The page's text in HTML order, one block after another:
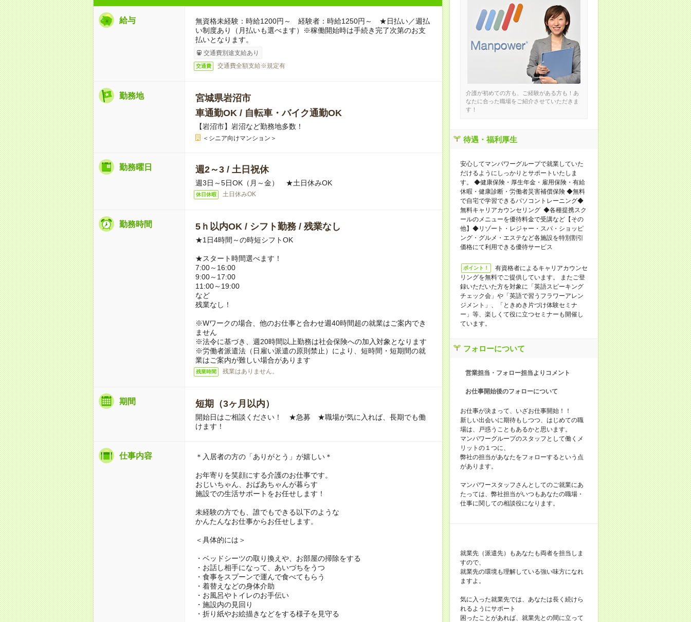
給与
無資格未経験：時給1200円～ 経験者：時給1250円～ ★日払い／週払
い制度あり（月払いも選べます）※稼働開始時は手続き完了次第のお支
払いとなります。
交通費別途支給あり
交通費 交通費全額支給※規定有
勤務地
宮城県岩沼市
車通勤OK / 自転車・バイク通勤OK
【岩沼市】岩沼など勤務地多数！
＜シニア向けマンション＞
勤務曜日 週2～3 / 土日祝休
週3日～5日OK（月～金） ★土日休みOK
休日休暇 土日休みOK
勤務時間 5ｈ以内OK / シフト勤務 / 残業なし
★1日4時間～の時短シフトOK
★スタート時間選べます！
7:00～16:00
9:00～17:00
11:00～19:00
など
残業なし！
※Wワークの場合、他のお仕事と合わせ週40時間超の就業はご案内でき
ません
※法令に基づき、週20時間以上勤務は社会保険への加入対象となります
※労働者派遣法（日雇い派遣の原則禁止）により、短時間・短期間の就
業はご案内が難しい場合があります
残業時間 残業はありません。
期間 短期（3ヶ月以内）
開始日はご相談ください！ ★急募 ★職場が気に入れば、長期でも働
けます！
仕事内容 ＊入居者の方の「ありがとう」が嬉しい＊
お年寄りを笑顔にする介護のお仕事です。
おじいちゃん、おばあちゃんが暮らす
施設での生活サポートをお任せします！
未経験の方でも、誰でもできる以下のような
かんたんなお仕事からお任せします。
＜具体的には＞
・ベッドシーツの取り換えや、お部屋の掃除をする
・お話し相手になって、あいづちをうつ
・食事をスプーンで運んで食べてもらう
・着替えなどの身体介助
・お風呂やトイレのお手伝い
・施設内の見回り
・折り紙やお絵描きなどをする様子を見守る
介護が初めての方も、ご経験がある方も！あ
なたに合った職場をご紹介させていただきま
す！
待遇・福利厚生
安心してマンパワーグループで就業していた
だけるようにしっかりとサポートいたしま
す。 ◆健康保険・厚生年金・雇用保険・有給
休暇・健康診断・労働者災害補償保険 ◆無料
で自宅で学習できるパソコントレーニング◆
無料キャリアカウンセリング ◆各種提携スク
ールのメニューを優待料金で受講など【その
他】◆リゾート・レジャー・スパ・ショッピ
ング・グルメ・エステなど各施設を特別割引
価格にて利用できる優待サービス
ポイント！
有資格者によるキャリアカウンセ
リングを無料でご提供しています。 またご登
録いただいた方を対象に「英語スピーキング
チェック会」や「英語で習うフラワーアレン
ジメント」、「ときめき片づけ体験セミナ
ー」等、楽しくて役に立つセミナーも開催し
ています。
フォローについて
営業担当・フォロー担当よりコメント
お仕事開始後のフォローについて
お仕事が決まって、いざお仕事開始！！
新しい出会いに期待もしつつ、はじめての職
場は、戸惑うこともあるかと思います。
マンパワーグループのスタッフとして働くメ
リットの１つに、
弊社の担当があなたをフォローするという点
があります。
マンパワースタッフさんとしてのご就業にあ
たっては、弊社担当がいつもあなたの職場・
仕事に関しての相談役になります。
就業先（派遣先）もあなたも両者を担当しま
すので、
就業先の環境も理解している強い味方になれ
ますよ。
気に入った就業先では、あなたは長く続けら
れるようにサポート
困ったことがあれば、就業先との間に立って